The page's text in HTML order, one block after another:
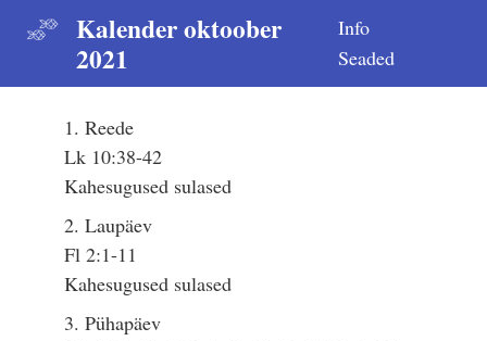
Kalender oktoober
2021
Info
Seaded
1. Reede
Lk 10:38-42
Kahesugused sulased
2. Laupäev
Fl 2:1-11
Kahesugused sulased
3. Pühapäev